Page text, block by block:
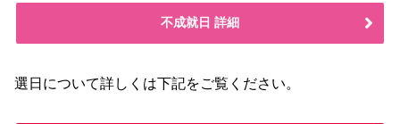
不成就日 詳細
選日について詳しくは下記をご覧ください。